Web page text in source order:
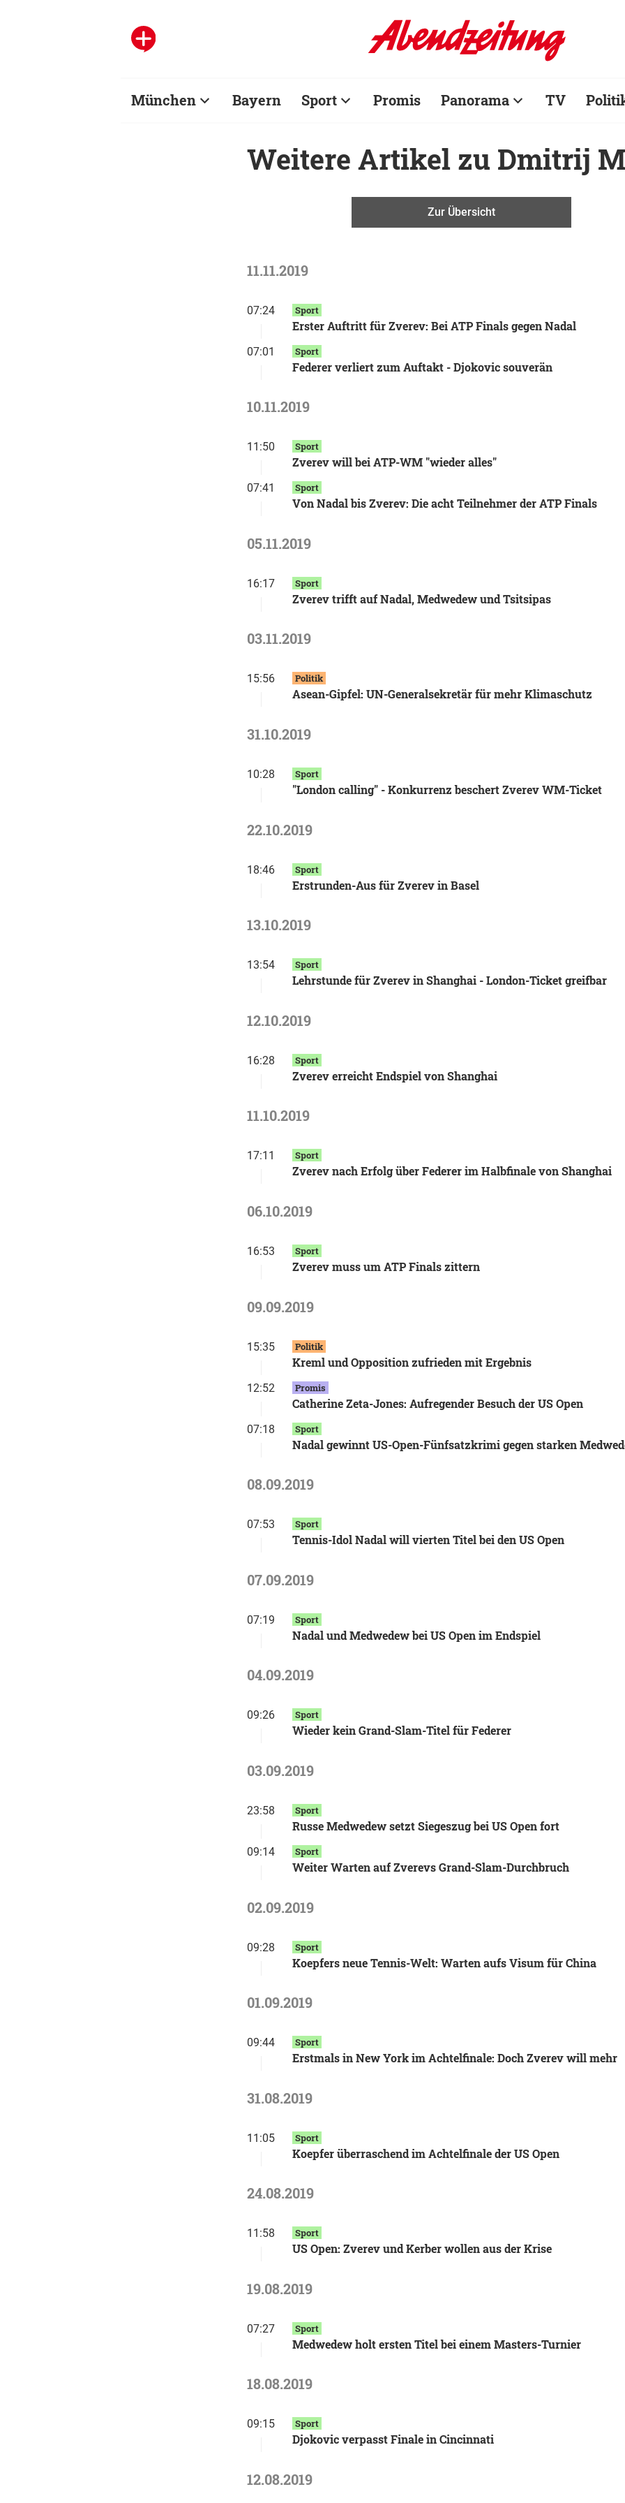
München Bayern Sport Promis Panorama TV
Weitere Artikel zu Dmitrij
Zur Übersicht
11.11.2019
07:24 Sport
Erster Auftritt für Zverev: Bei ATP Finals gegen Nadal
07:01 Sport
Federer verliert zum Auftakt - Djokovic souverän
10.11.2019
11:50 Sport
Zverev will bei ATP-WM "wieder alles"
07:41 Sport
Von Nadal bis Zverev: Die acht Teilnehmer der ATP Finals
05.11.2019
16:17 Sport
Zverev trifft auf Nadal, Medwedew und Tsitsipas
03.11.2019
15:56 Politik
Asean-Gipfel: UN-Generalsekretär für mehr Klimaschutz
31.10.2019
10:28 Sport
"London calling" - Konkurrenz beschert Zverev WM-Ticket
22.10.2019
18:46 Sport
Erstrunden-Aus für Zverev in Basel
13.10.2019
13:54 Sport
Lehrstunde für Zverev in Shanghai - London-Ticket greifbar
12.10.2019
16:28 Sport
Zverev erreicht Endspiel von Shanghai
11.10.2019
17:11 Sport
Zverev nach Erfolg über Federer im Halbfinale von Shanghai
06.10.2019
16:53 Sport
Zverev muss um ATP Finals zittern
09.09.2019
15:35 Politik
Kreml und Opposition zufrieden mit Ergebnis
12:52 Promis
Catherine Zeta-Jones: Aufregender Besuch der US Open
07:18 Sport
Nadal gewinnt US-Open-Fünfsatzkrimi gegen starken
08.09.2019
07:53 Sport
Tennis-Idol Nadal will vierten Titel bei den US Open
07.09.2019
07:19 Sport
Nadal und Medwedew bei US Open im Endspiel
04.09.2019
09:26 Sport
Wieder kein Grand-Slam-Titel für Federer
03.09.2019
23:58 Sport
Russe Medwedew setzt Siegeszug bei US Open fort
09:14 Sport
Weiter Warten auf Zverevs Grand-Slam-Durchbruch
02.09.2019
09:28 Sport
Koepfers neue Tennis-Welt: Warten aufs Visum für China
01.09.2019
09:44 Sport
Erstmals in New York im Achtelfinale: Doch Zverev will mehr
31.08.2019
11:05 Sport
Koepfer überraschend im Achtelfinale der US Open
24.08.2019
11:58 Sport
US Open: Zverev und Kerber wollen aus der Krise
19.08.2019
07:27 Sport
Medwedew holt ersten Titel bei einem Masters-Turnier
18.08.2019
09:15 Sport
Djokovic verpasst Finale in Cincinnati
12.08.2019